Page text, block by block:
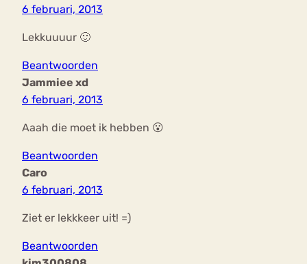
6 februari, 2013
Lekkuuuur 🙂
Beantwoorden
Jammiee xd
6 februari, 2013
Aaah die moet ik hebben 😮
Beantwoorden
Caro
6 februari, 2013
Ziet er lekkkeer uit! =)
Beantwoorden